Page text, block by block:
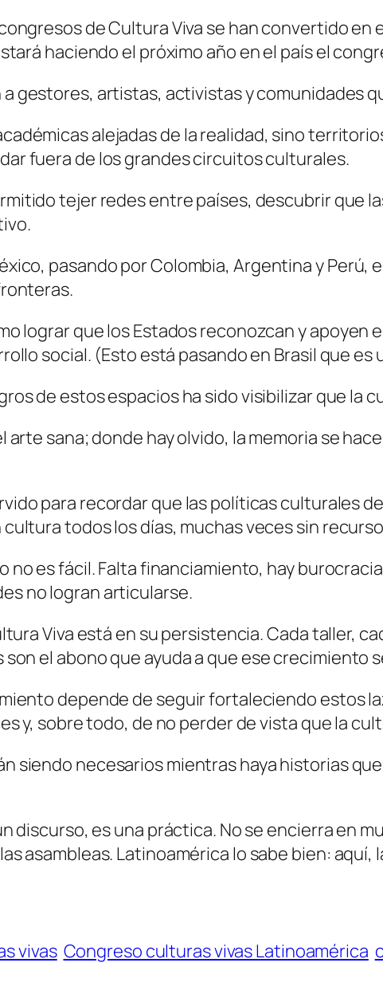
de Cultura Viva se han convertido
haciendo el próximo año en el país el
gestores, artistas, activistas y comunidades
alejadas de la realidad, sino
fuera de los grandes circuitos culturales.
tejer redes entre países, descubrir que
pasando por Colombia, Argentina y
lograr que los Estados reconozcan y
social. (Esto está pasando en Brasil que
de estos espacios ha sido visibilizar que la
arte sana; donde hay olvido, la memoria se
para recordar que las políticas culturales
todos los días, muchas veces sin
no es fácil. Falta financiamiento, hay
no logran articularse.
Viva está en su persistencia. Cada taller,
el abono que ayuda a que ese crecimiento
depende de seguir fortaleciendo estos
y, sobre todo, de no perder de vista que la
siendo necesarios mientras haya historias
discurso, es una práctica. No se encierra en
asambleas. Latinoamérica lo sabe bien:
vivas Congreso culturas vivas Latinoamérica